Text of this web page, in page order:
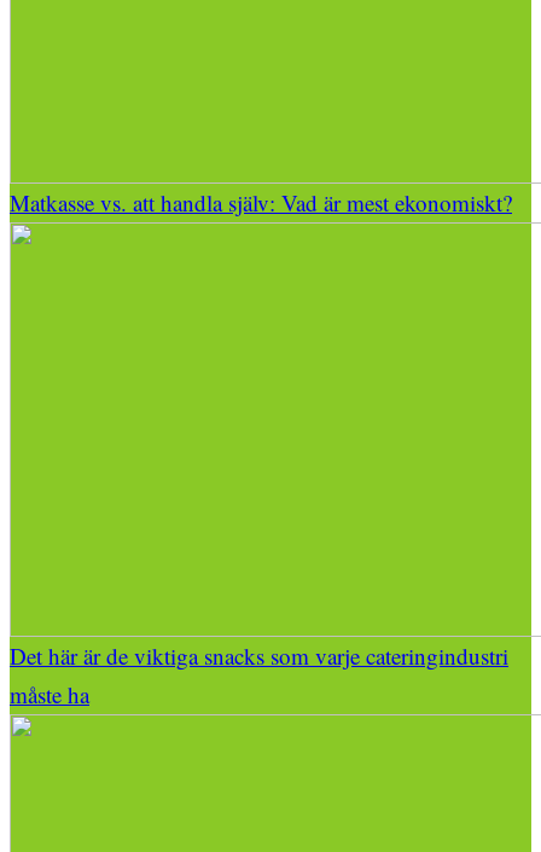
Matkasse vs. att handla själv: Vad är mest ekonomiskt?
Det här är de viktiga snacks som varje cateringindustri
måste ha